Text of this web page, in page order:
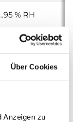
Über Cookies
Anzeigen zu
% RH
°C